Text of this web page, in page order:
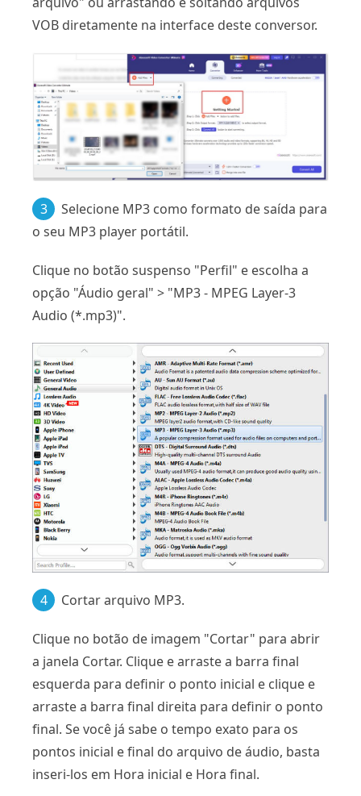
VOB diretamente na interface deste conversor.
3
Selecione MP3 como formato de saída para
o seu MP3 player portátil.
Clique no botão suspenso "Perfil" e escolha a
opção "Áudio geral" > "MP3 - MPEG Layer-3
Audio (*.mp3)".
4 Cortar arquivo MP3.
Clique no botão de imagem "Cortar" para abrir
a janela Cortar. Clique e arraste a barra final
esquerda para definir o ponto inicial e clique e
arraste a barra final direita para definir o ponto
final. Se você já sabe o tempo exato para os
pontos inicial e final do arquivo de áudio, basta
inseri-los em Hora inicial e Hora final.